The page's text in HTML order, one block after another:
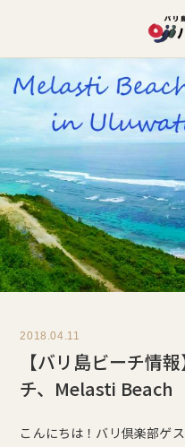
2018.04.11
【バリ島ビーチ情
チ、Melasti Beach
こんにちは！バリ倶楽部ゲ